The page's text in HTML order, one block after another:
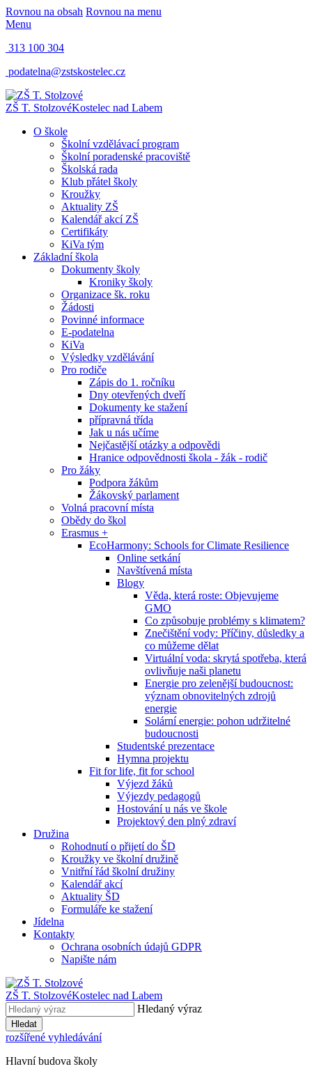
Rovnou na obsah Rovnou na menu
Menu
313 100 304
podatelna@zstskostelec.cz
ZŠ T. StolzovéKostelec nad Labem
O škole
Školní vzdělávací program
Školní poradenské pracoviště
Školská rada
Klub přátel školy
Kroužky
Aktuality ZŠ
Kalendář akcí ZŠ
Certifikáty
KiVa tým
Základní škola
Dokumenty školy
Kroniky školy
Organizace šk. roku
Žádosti
Povinné informace
E-podatelna
KiVa
Výsledky vzdělávání
Pro rodiče
Zápis do 1. ročníku
Dny otevřených dveří
Dokumenty ke stažení
přípravná třída
Jak u nás učíme
Nejčastější otázky a odpovědi
Hranice odpovědnosti škola - žák - rodič
Pro žáky
Podpora žákům
Žákovský parlament
Volná pracovní místa
Obědy do škol
Erasmus +
EcoHarmony: Schools for Climate Resilience
Online setkání
Navštívená místa
Blogy
Věda, která roste: Objevujeme
GMO
Co způsobuje problémy s klimatem?
Znečištění vody: Příčiny, důsledky a
co můžeme dělat
Virtuální voda: skrytá spotřeba, která
ovlivňuje naši planetu
Energie pro zelenější budoucnost:
význam obnovitelných zdrojů
energie
Solární energie: pohon udržitelné
budoucnosti
Studentské prezentace
Hymna projektu
Fit for life, fit for school
Výjezd žáků
Výjezdy pedagogů
Hostování u nás ve škole
Projektový den plný zdraví
Družina
Rohodnutí o přijetí do ŠD
Kroužky ve školní družině
Vnitřní řád školní družiny
Kalendář akcí
Aktuality ŠD
Formuláře ke stažení
Jídelna
Kontakty
Ochrana osobních údajů GDPR
Napište nám
ZŠ T. StolzovéKostelec nad Labem
Hledaný výraz
Hledat
rozšířené vyhledávání
Hlavní budova školy